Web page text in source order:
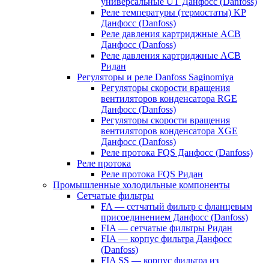
Реле температуры (термостаты) KP
Данфосс (Danfoss)
Реле давления картриджные ACB
Данфосс (Danfoss)
Реле давления картриджные ACB
Ридан
Регуляторы и реле Danfoss Saginomiya
Регуляторы скорости вращения
вентиляторов конденсатора RGE
Данфосс (Danfoss)
Регуляторы скорости вращения
вентиляторов конденсатора XGE
Данфосс (Danfoss)
Реле протока FQS Данфосс (Danfoss)
Реле протока
Реле протока FQS Ридан
Промышленные холодильные компоненты
Сетчатые фильтры
FA — сетчатый фильтр с фланцевым
присоединением Данфосс (Danfoss)
FIA — сетчатые фильтры Ридан
FIA — корпус фильтра Данфосс
(Danfoss)
FIA SS — корпус фильтра из